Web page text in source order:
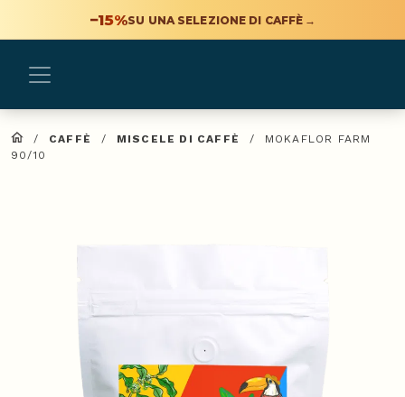
−15%SU UNA SELEZIONE DI CAFFÈ →
/ CAFFÈ / MISCELE DI CAFFÈ /
MOKAFLOR FARM
90/10